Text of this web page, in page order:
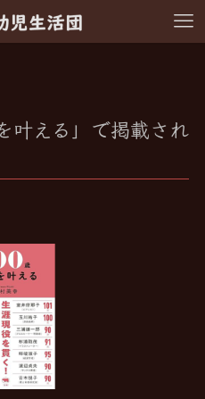
叶える」で掲載され